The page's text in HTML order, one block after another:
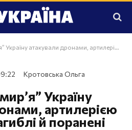
дронами, артилерією і авіацією: є загиблі й поранені
Кротовська Ольга
Україну
артилерією
й поранені